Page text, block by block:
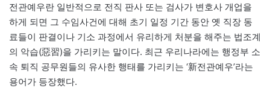
전관예우란 일반적으로 전직 판사 또는 검사가 변호사 개업을
하게 되면 그 수임사건에 대해 초기 일정 기간 동안 옛 직장 동
료들이 판결이나 기소 과정에서 유리하게 처분을 해주는 법조계
의 악습(惡習)을 가리키는 말이다. 최근 우리나라에는 행정부 소
속 퇴직 공무원들의 유사한 행태를 가리키는 ‘新전관예우’라는
용어가 등장했다.